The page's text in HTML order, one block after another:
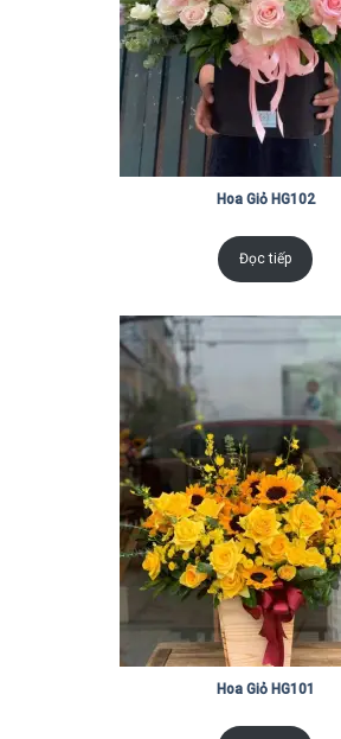
Hoa Giỏ HG102
Đọc tiếp
Hoa Giỏ HG101